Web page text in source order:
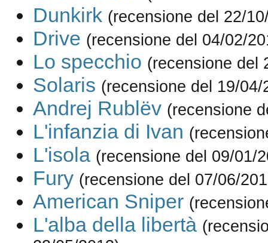
Dunkirk (recensione del 22/
Drive (recensione del 04/02/
Lo specchio (recensione del
Solaris (recensione del 19/04/
Andrej Rublëv (recensione
L'infanzia di Ivan
L'isola (recensione del 09/01/
Fury (recensione del 07/06/
American Sniper
L'alba della libertà